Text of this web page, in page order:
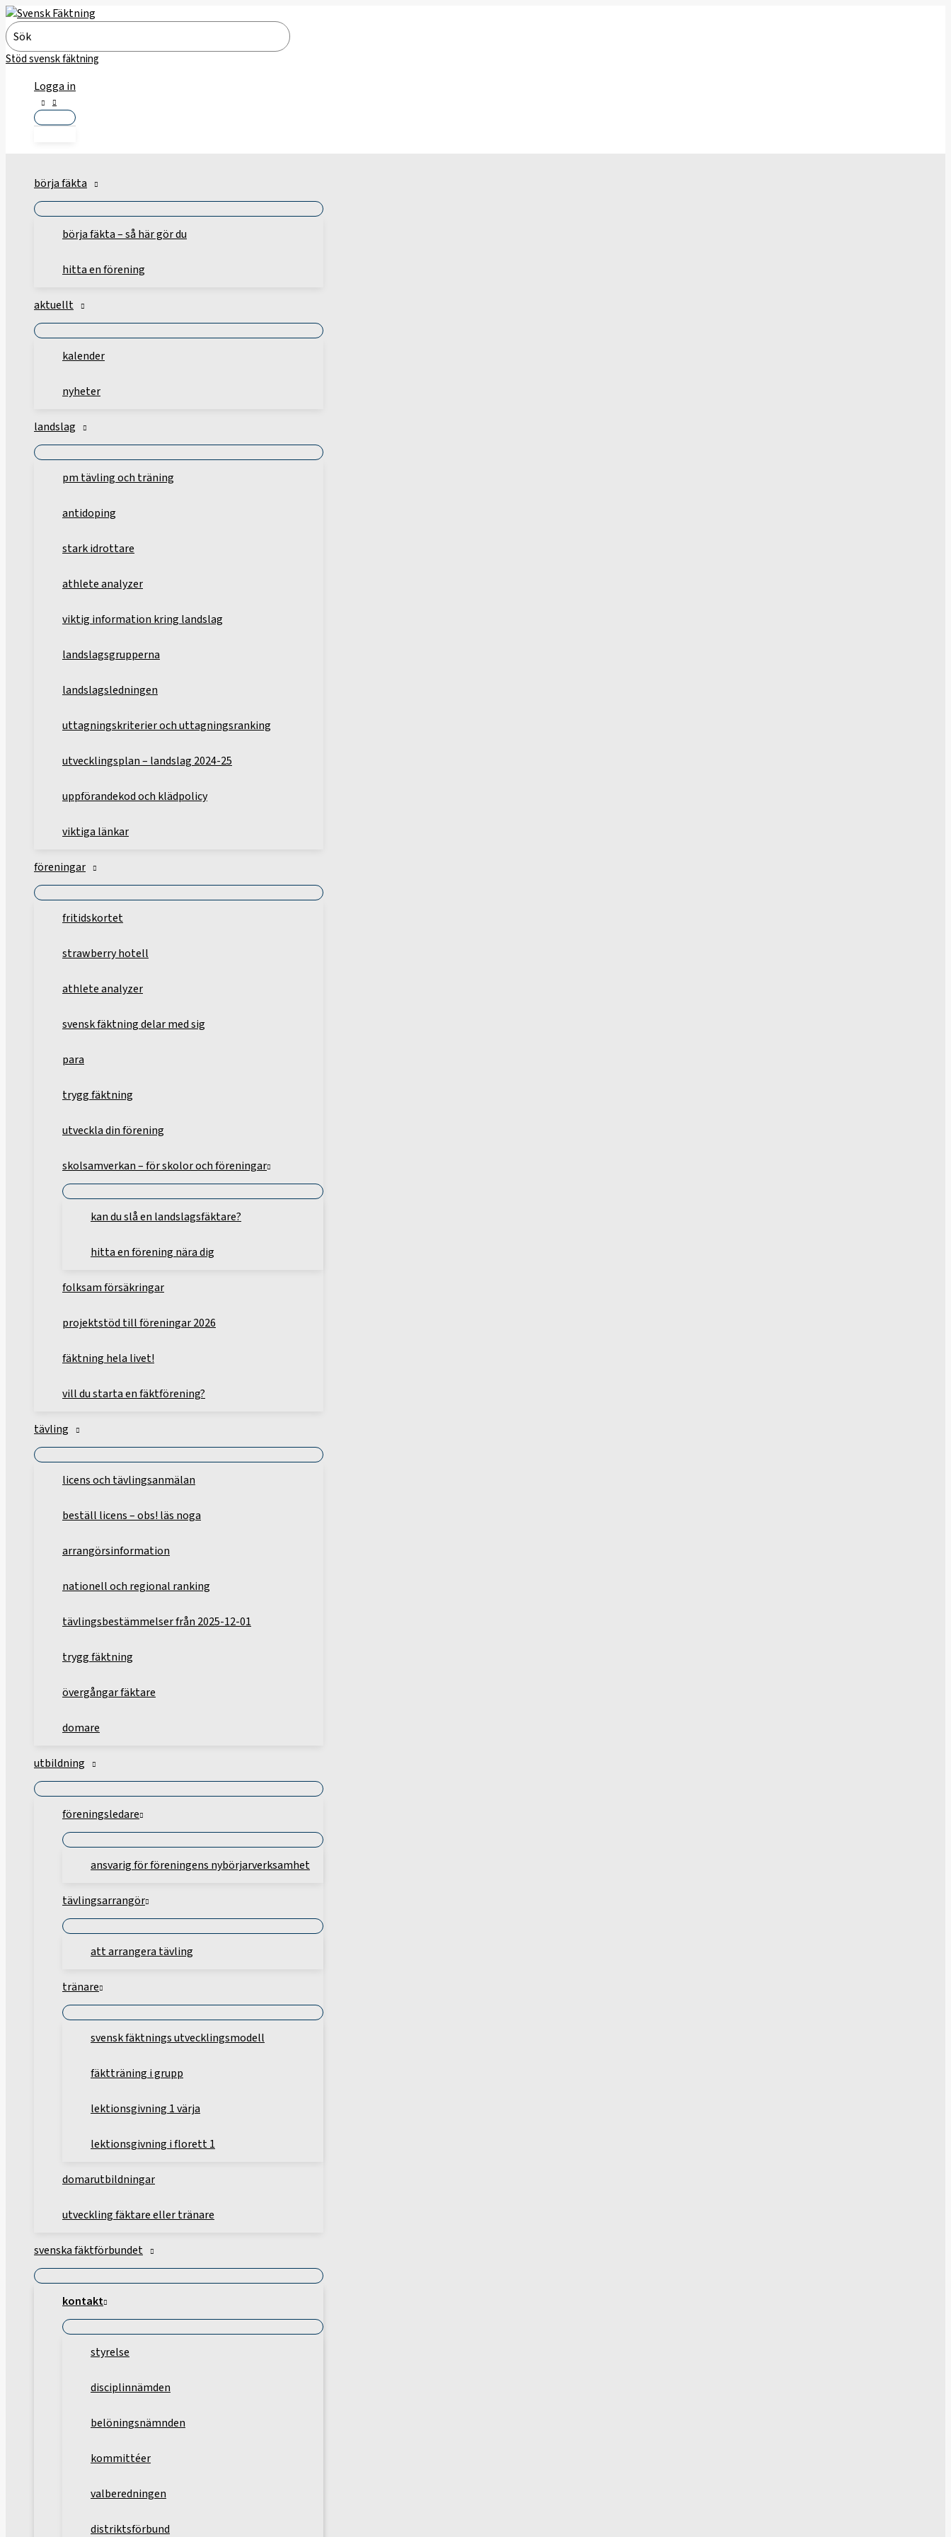
Hoppa
till
innehåll
Search
for:
Stöd svensk fäktning
Logga in
börja fäkta
börja fäkta – så här gör du
hitta en förening
aktuellt
kalender
nyheter
landslag
pm tävling och träning
antidoping
stark idrottare
athlete analyzer
viktig information kring landslag
landslagsgrupperna
landslagsledningen
uttagningskriterier och uttagningsranking
utvecklingsplan – landslag 2024-25
uppförandekod och klädpolicy
viktiga länkar
föreningar
fritidskortet
strawberry hotell
athlete analyzer
svensk fäktning delar med sig
para
trygg fäktning
utveckla din förening
skolsamverkan – för skolor och föreningar
kan du slå en landslagsfäktare?
hitta en förening nära dig
folksam försäkringar
projektstöd till föreningar 2026
fäktning hela livet!
vill du starta en fäktförening?
tävling
licens och tävlingsanmälan
beställ licens – obs! läs noga
arrangörsinformation
nationell och regional ranking
tävlingsbestämmelser från 2025-12-01
trygg fäktning
övergångar fäktare
domare
utbildning
föreningsledare
ansvarig för föreningens nybörjarverksamhet
tävlingsarrangör
att arrangera tävling
tränare
svensk fäktnings utvecklingsmodell
fäktträning i grupp
lektionsgivning 1 värja
lektionsgivning i florett 1
domarutbildningar
utveckling fäktare eller tränare
svenska fäktförbundet
kontakt
styrelse
disciplinnämden
belöningsnämnden
kommittéer
valberedningen
distriktsförbund